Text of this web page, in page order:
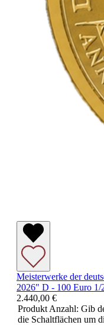
Meisterwerke der
2026" D - 100 Euro 1/
2.440,00 €
Produkt Anzahl: Gib
die Schaltflächen um